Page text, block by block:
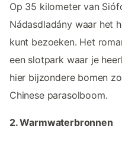
Op 35 kilometer van
Nádasdladány waar het
kunt bezoeken. Het
een slotpark waar je
hier bijzondere bomen
Chinese parasolboom.
2. Warmwaterbronnen